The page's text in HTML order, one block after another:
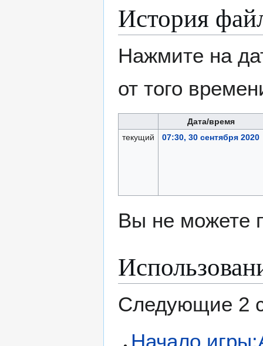
История
Нажмите на
от того
Дата/время
текущий
07:30, 30 сентября 2020
Вы не можете
Следующие 2
Начало